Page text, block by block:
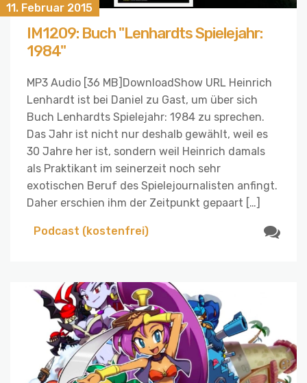
11. Februar 2015
IM1209: Buch "Lenhardts Spielejahr:
1984"
MP3 Audio [36 MB]DownloadShow URL Heinrich
Lenhardt ist bei Daniel zu Gast, um über sich
Buch Lenhardts Spielejahr: 1984 zu sprechen.
Das Jahr ist nicht nur deshalb gewählt, weil es
30 Jahre her ist, sondern weil Heinrich damals
als Praktikant im seinerzeit noch sehr
exotischen Beruf des Spielejournalisten anfingt.
Daher erschien ihm der Zeitpunkt gepaart […]
Podcast (kostenfrei)